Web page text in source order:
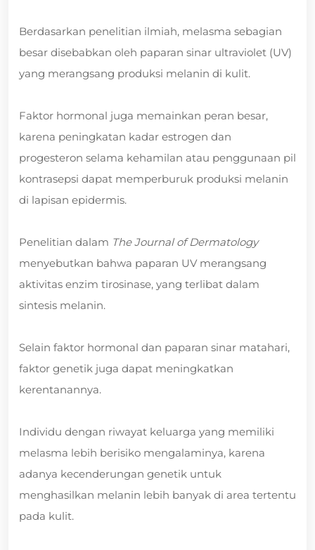
Berdasarkan penelitian ilmiah, melasma sebagian
besar disebabkan oleh paparan sinar ultraviolet (UV)
yang merangsang produksi melanin di kulit.
Faktor hormonal juga memainkan peran besar,
karena peningkatan kadar estrogen dan
progesteron selama kehamilan atau penggunaan pil
kontrasepsi dapat memperburuk produksi melanin
di lapisan epidermis.
Penelitian dalam The Journal of Dermatology
menyebutkan bahwa paparan UV merangsang
aktivitas enzim tirosinase, yang terlibat dalam
sintesis melanin.
Selain faktor hormonal dan paparan sinar matahari,
faktor genetik juga dapat meningkatkan
kerentanannya.
Individu dengan riwayat keluarga yang memiliki
melasma lebih berisiko mengalaminya, karena
adanya kecenderungan genetik untuk
menghasilkan melanin lebih banyak di area tertentu
pada kulit.